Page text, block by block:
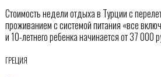
Стоимость недели отдыха в Турции с
проживанием с системой питания «все
и 10-летнего ребенка начинается от 37 000
ГРЕЦИЯ